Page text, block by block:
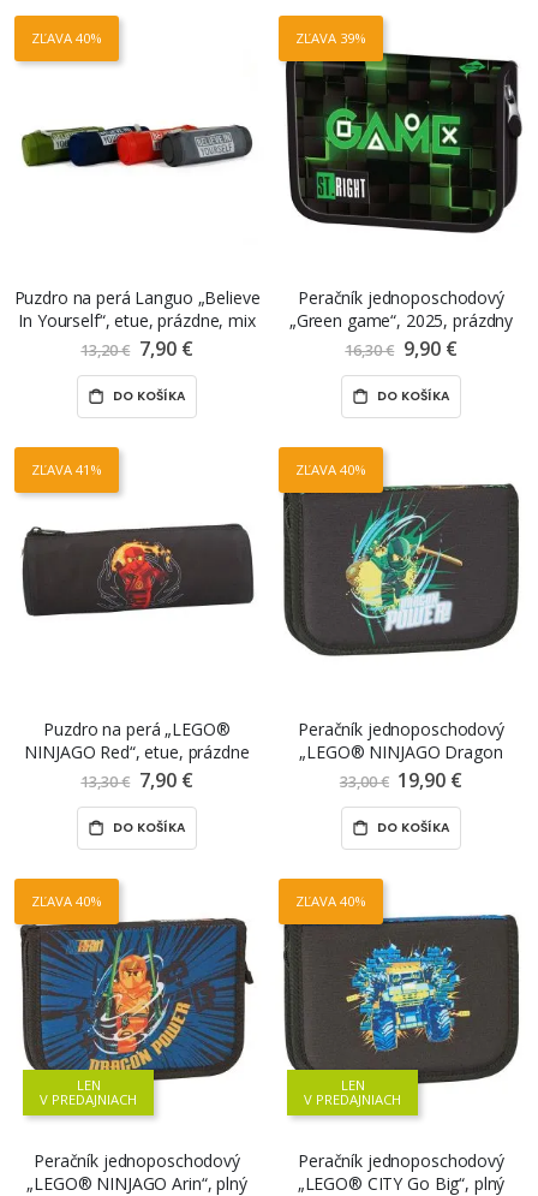
ZĽAVA 40%
Puzdro na perá Languo „Believe
In Yourself“, etue, prázdne, mix
farieb
13,20 € Znížená
cena
7,90 €
DO KOŠÍKA
ZĽAVA 39%
Peračník jednoposchodový
„Green game“, 2025, prázdny
16,30 € Znížená
cena
9,90 €
DO KOŠÍKA
ZĽAVA 41%
Puzdro na perá „LEGO®
NINJAGO Red“, etue, prázdne
13,30 € Znížená
cena
7,90 €
DO KOŠÍKA
ZĽAVA 40%
Peračník jednoposchodový
„LEGO® NINJAGO Dragon
Power“, plný
33,00 € Znížená
cena
19,90 €
DO KOŠÍKA
LEN
V PREDAJNIACH
ZĽAVA 40%
Peračník jednoposchodový
„LEGO® NINJAGO Arin“, plný
LEN
V PREDAJNIACH
ZĽAVA 40%
Peračník jednoposchodový
„LEGO® CITY Go Big“, plný